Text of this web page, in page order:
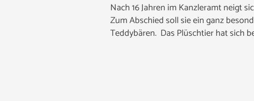
Nach 16 Jahren im Kanzleramt neigt
Zum Abschied soll sie ein ganz
Teddybären. Das Plüschtier hat sich